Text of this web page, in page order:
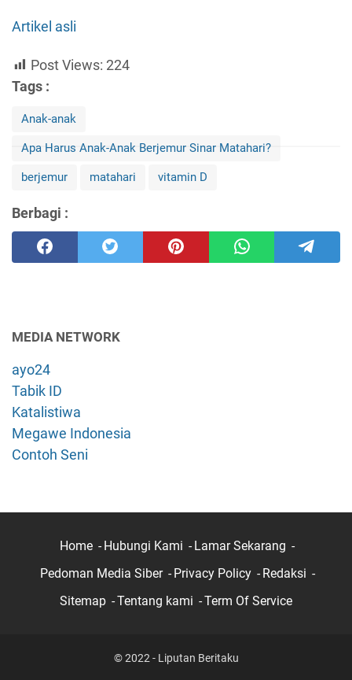
Artikel asli
Post Views: 224
Tags :
Anak-anak
Apa Harus Anak-Anak Berjemur Sinar Matahari?
berjemur matahari vitamin D
Berbagi :
MEDIA NETWORK
ayo24
Tabik ID
Katalistiwa
Megawe Indonesia
Contoh Seni
Home Hubungi Kami
Lamar Sekarang
Pedoman Media Siber
Privacy Policy
Redaksi
Sitemap
Tentang kami Term Of Service
© 2022 - Liputan Beritaku